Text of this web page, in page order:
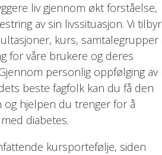
liv gjennom økt forståelse,
av sin livssituasjon. Vi tilbyr
kurs, samtalegrupper
for våre brukere og deres
personlig oppfølging av
beste fagfolk kan du få den
og hjelpen du trenger for å
diabetes.
kursportefølje, siden